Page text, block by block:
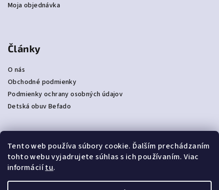
Tento web používa súbory cookie. Ďalším prechádzaním
tohto webu vyjadrujete súhlas s ich používaním. Viac
informáciítu.
Moja objednávka
Články
O nás
Obchodné podmienky
Podmienky ochrany osobných údajov
Detská obuv Befado
Prijímame online platby